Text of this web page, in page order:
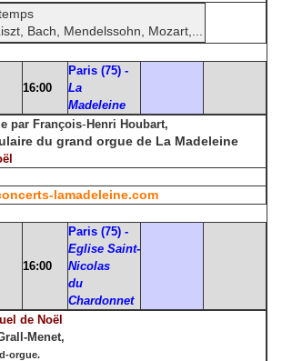
Bach, Mendelssohn, Mozart,...
16:00
Paris (75) -
La
Madeleine
par François- Henri Houbart,
du grand orgue de La Madeleine
lamadeleine.com
16:00
Paris (75) -
Eglise Saint-
Nicolas
du
Chardonnet
de Noël
Menet,
orgue.